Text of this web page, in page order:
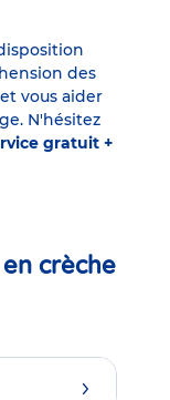
des
vous aider
N'hésitez
gratuit +
crèche